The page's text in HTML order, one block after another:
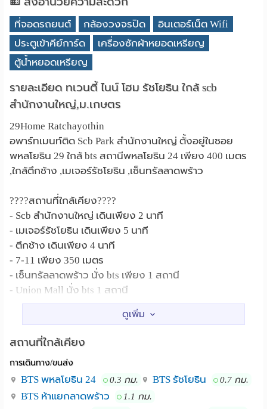
ที่จอดรถยนต์ กล้องวงจรปิด
อินเตอร์เน็ต Wifi
ประตูเข้าคีย์การ์ด
เครื่องซักผ้าหยอดเหรียญ
ตู้น้ำหยอดเหรียญ
รายละเอียด ทเวนตี้ ไนน์ โฮม รัชโยธิน ใกล้ scb
สำนักงานใหญ่,ม.เกษตร
29Home Ratchayothin
อพาร์ทเมนท์ติด Scb Park สำนักงานใหญ่ ตั้งอยู่ในซอย
พหลโยธิน 29 ใกล้ bts สถานีพหลโยธิน 24 เพียง 400 เมตร
,ใกล้ตึกช้าง ,เมเจอร์รัชโยธิน ,เซ็นทรัลลาดพร้าว
????สถานที่ใกล้เคียง????
- Scb สำนักงานใหญ่ เดินเพียง 2 นาที
- เมเจอร์รัชโยธิน เดินเพียง 5 นาที
- ตึกช้าง เดินเพียง 4 นาที
- 7-11 เพียง 350 เมตร
- เซ็นทรัลลาดพร้าว นั่ง bts เพียง 1 สถานี
- Union Mall นั่ง bts 1 สถานี
สวนจตุจักร bts 2 สถานี
- ตึกชินวัตร 3 1.5 กม.
- ปตท สำนักงานใหญ่ 3.2 กม
- โรงพยาบาล เปาโลเกษตร นั่ง bts 2 สถานี
- มหาวิทยาลัยเกษตรศาสตร์ นั่ง bts 3 สถานี
- มหาวิทยาลัยศรีปทุม นั่ง bts 5 สถานี
สถานที่ใกล้เคียง
การเดินทาง/ขนส่ง
BTS พหลโยธิน 24 0.3 กม. BTS รัชโยธิน 0.7 กม.
BTS ห้าแยกลาดพร้าว 1.1 กม.